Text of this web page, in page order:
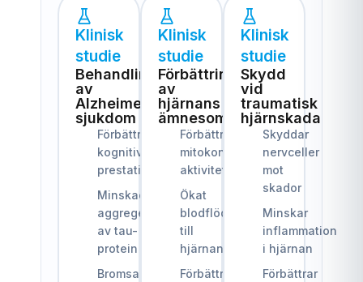
Klinisk
studie
Behandling
av
Alzheimers
sjukdom
Förbättrad
kognitiv
prestation
Minskad
aggregering
av tau-
protein
Bromsade
Klinisk
studie
Förbättring
av
hjärnans
ämnesomsättning
Förbättrad
mitokondriell
aktivitet
Ökat
blodflöde
till
hjärnan
Förbättrad
Klinisk
studie
Skydd
vid
traumatisk
hjärnskada
Skyddar
nervceller
mot
skador
Minskar
inflammation
i hjärnan
Förbättrar